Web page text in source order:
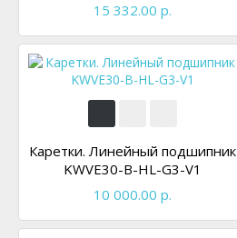
15 332.00 р.
Каретки. Линейный подшипник
KWVE30-B-HL-G3-V1
10 000.00 р.